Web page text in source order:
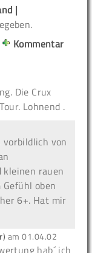
|
Kommentar
Die Crux
Lohnend .
vorbildlich von
kleinen rauen
oben
6+. Hat mir
am01.04.02
hab´ ich